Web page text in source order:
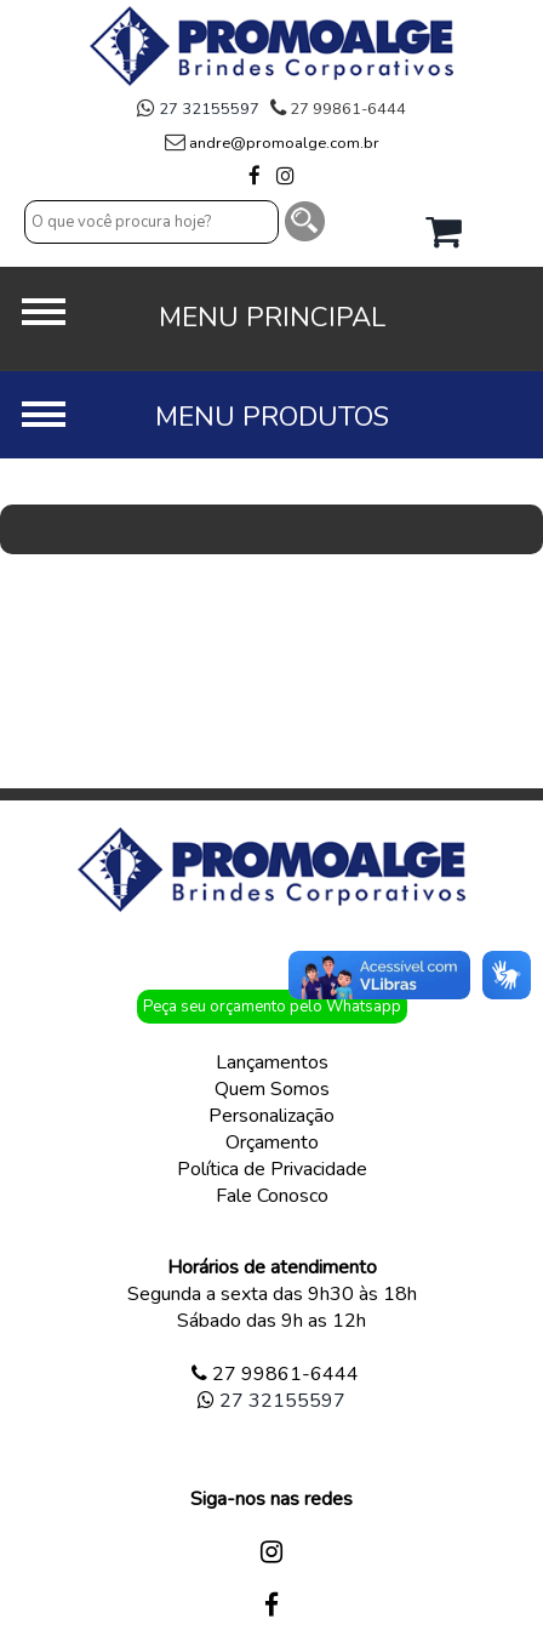
27 32155597
27 99861-6444
andre@promoalge.com.br
Peça seu orçamento pelo Whatsapp
Lançamentos
Quem Somos
Personalização
Orçamento
Política de Privacidade
Fale Conosco
Horários de atendimento
Segunda a sexta das 9h30 às 18h
Sábado das 9h as 12h
27 99861-6444
27 32155597
Siga-nos nas redes